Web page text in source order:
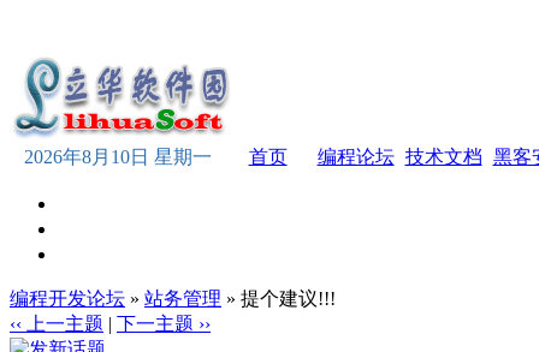
2026年8月10日 星期一 首页 编程论坛 技术文档 黑客
编程开发论坛 » 站务管理 » 提个建议!!!
‹‹ 上一主题 | 下一主题 ››